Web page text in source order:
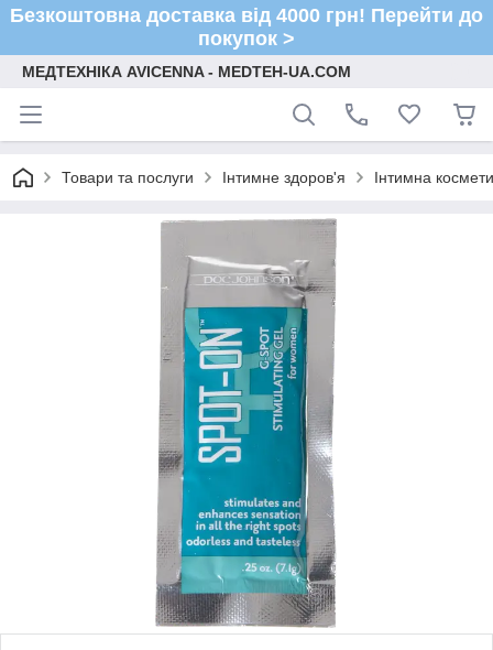
Безкоштовна доставка від 4000 грн! Перейти до
покупок >
МЕДТЕХНІКА AVICENNA - MEDTEH-UA.COM
Товари та послуги Інтимне здоров'я Інтимна